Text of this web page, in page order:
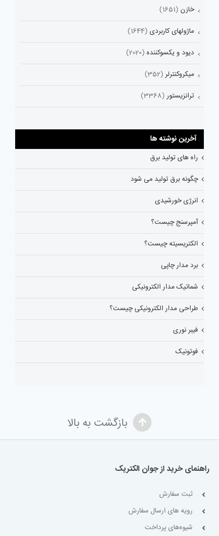
خازن (1651)
ماژولهای کاربردی (1644)
دیود و یکسوکننده (2020)
میکروکنترلر (352)
ترانزیستور (3368)
آخرین نوشته ها
راه های تولید برق
چگونه برق تولید می شود
انرژی خورشیدی
آمپرسنج چیست؟
الکتریسیته چیست؟
برد مدار چاپی
شماتیک مدار الکترونیکی
طراحی مدار الکترونیکی چیست؟
فیبر نوری
فوتونیک
بازگشت به بالا
راهنمای خرید از جوان الکتریک
ثبت سفارش
رویه های ارسال سفارش
شیوه‌های پرداخت